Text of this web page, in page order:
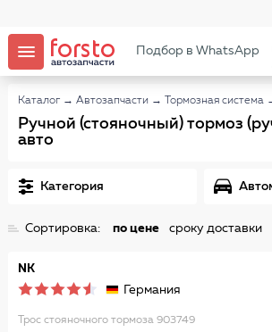
Подбор в WhatsApp
Каталог → Автозапчасти → Тормозная система
Ручной (стояночный) тормоз
авто
Категория
Сортировка: по цене сроку доставки
NK
Германия
Трос стояночного тормоза 903749